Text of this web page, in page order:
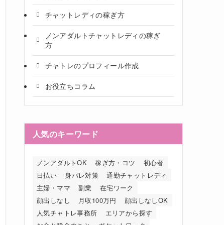
チャットレディの稼ぎ方
ノンアダルトチャットレディの稼ぎ
方
チャトレのプロフィール作成
お役立ちコラム
人気のキーワード
ノンアダルトOK 稼ぎ方・コツ
初心者
日払い
身バレ対策
通勤チャットレディ
主婦・ママ
副業
在宅ワーク
顔出しなし
月収100万円
顔出しなしOK
人気チャトレ事務所
エリアから探す